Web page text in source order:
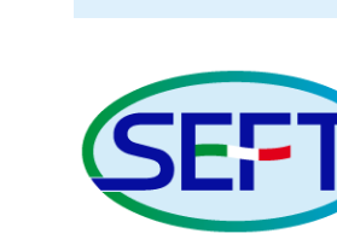
INTERNA PER
SGRIGLIATORE GRIGLIA A
CATENA CRS